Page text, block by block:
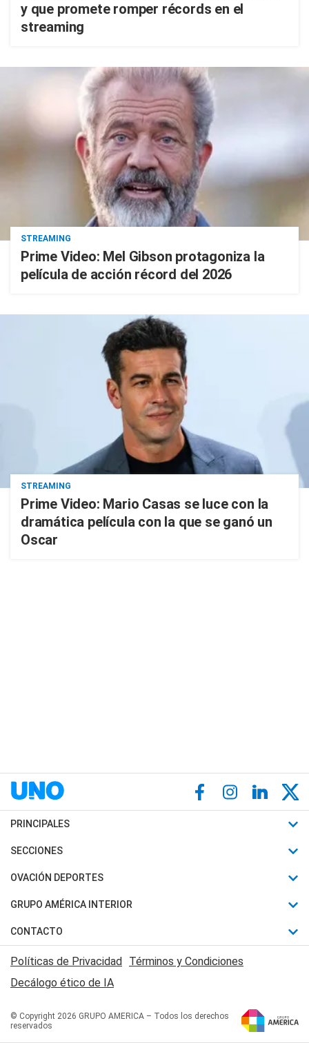
y que promete romper récords en el
streaming
STREAMING
Prime Video: Mel Gibson protagoniza la
película de acción récord del 2026
STREAMING
Prime Video: Mario Casas se luce con la
dramática película con la que se ganó un
Oscar
PRINCIPALES
Últimas Noticias
Política
Judiciales
Economia
SECCIONES
Horóscopo
Motores
Trucos caseros
Series y Películas
Edictos y Solicitadas
OVACIÓN DEPORTES
Fútbol
Mundial
Automovilismo
Rugby
Básquet
GRUPO AMÉRICA INTERIOR
Canal 7 en Vivo
San Juan 8
CONTACTO
Acerca de Nosotros
Contactanos
Políticas de Privacidad Términos y Condiciones
Decálogo ético de IA
© Copyright 2026 GRUPO AMERICA – Todos los derechos
reservados